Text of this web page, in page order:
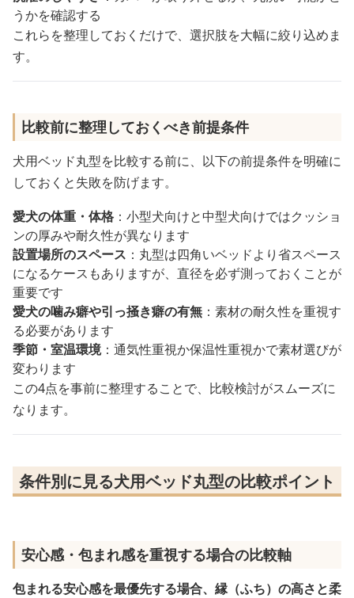
うかを確認する
これらを整理しておくだけで、選択肢を大幅に絞り込めま
す。
比較前に整理しておくべき前提条件
犬用ベッド丸型を比較する前に、以下の前提条件を明確に
しておくと失敗を防げます。
愛犬の体重・体格 ：小型犬向けと中型犬向けではクッショ
ンの厚みや耐久性が異なります
設置場所のスペース ：丸型は四角いベッドより省スペース
になるケースもありますが、直径を必ず測っておくことが
重要です
愛犬の噛み癖や引っ掻き癖の有無 ：素材の耐久性を重視す
る必要があります
季節・室温環境：通気性重視か保温性重視かで素材選びが
変わります
この4点を事前に整理することで、比較検討がスムーズに
なります。
条件別に見る犬用ベッド丸型の比較ポイント
安心感・包まれ感を重視する場合の比較軸
包まれる安心感を最優先する場合、縁（ふち）の高さと柔